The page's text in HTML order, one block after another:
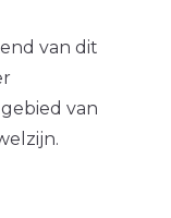
van dit
van